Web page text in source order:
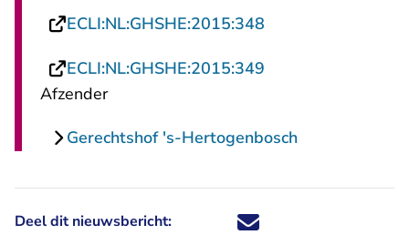
ECLI:NL:GHSHE:2015:348
ECLI:NL:GHSHE:2015:349
Afzender
Gerechtshof 's-Hertogenbosch
Deel dit nieuwsbericht: Deel dit nieuwsbericht via X -
Deel dit nieuwsbericht via
Deel dit nieuwsbericht
Deel dit